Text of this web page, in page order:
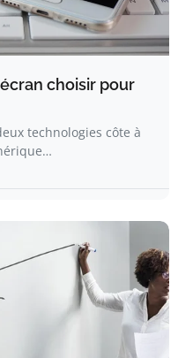
choisir pour
technologies côte à